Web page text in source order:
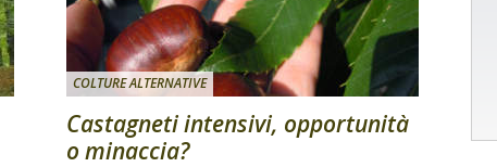
COLTURE ALTERNATIVE
Castagneti intensivi, opportunità
o minaccia?